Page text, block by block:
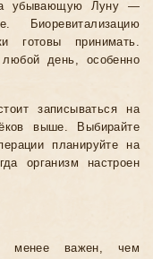
убывающую Луну —
Биоревитализацию
готовы принимать.
день, особенно
записываться на
выше. Выбирайте
планируйте на
организм настроен
менее важен, чем